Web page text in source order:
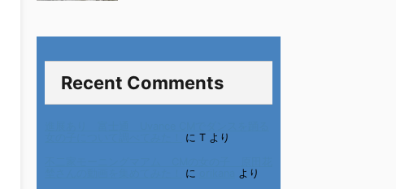
Recent Comments
に T より
に
より